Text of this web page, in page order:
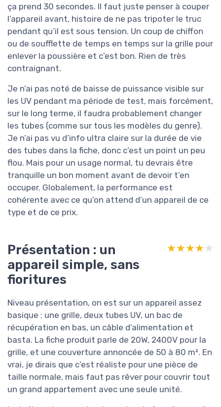
ça prend 30 secondes. Il faut juste penser à couper
l’appareil avant, histoire de ne pas tripoter le truc
pendant qu’il est sous tension. Un coup de chiffon
ou de soufflette de temps en temps sur la grille pour
enlever la poussière et c’est bon. Rien de très
contraignant.
Je n’ai pas noté de baisse de puissance visible sur
les UV pendant ma période de test, mais forcément,
sur le long terme, il faudra probablement changer
les tubes (comme sur tous les modèles du genre).
Je n’ai pas vu d’info ultra claire sur la durée de vie
des tubes dans la fiche, donc c’est un point un peu
flou. Mais pour un usage normal, tu devrais être
tranquille un bon moment avant de devoir t’en
occuper. Globalement, la performance est
cohérente avec ce qu’on attend d’un appareil de ce
type et de ce prix.
Présentation : un
appareil simple, sans
fioritures
★★★★★
★★★★★
Niveau présentation, on est sur un appareil assez
basique : une grille, deux tubes UV, un bac de
récupération en bas, un câble d’alimentation et
basta. La fiche produit parle de 20W, 2400V pour la
grille, et une couverture annoncée de 50 à 80 m². En
vrai, je dirais que c’est réaliste pour une pièce de
taille normale, mais faut pas rêver pour couvrir tout
un grand appartement avec une seule unité.